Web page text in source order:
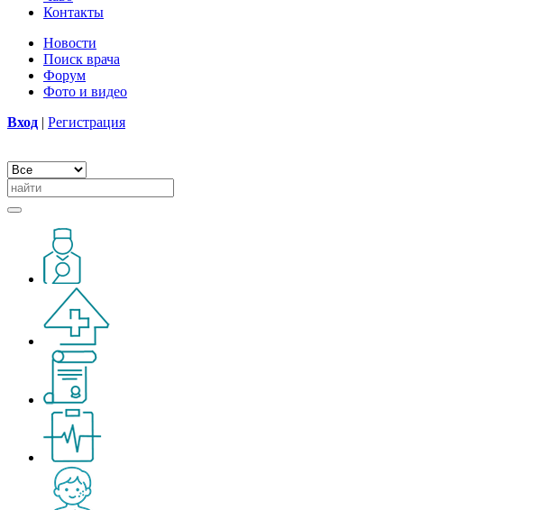
Контакты
Новости
Поиск врача
Форум
Фото и видео
Вход | Регистрация